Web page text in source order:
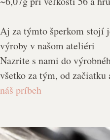
Aj za týmto šperkom stojí
výroby v našom ateliéri
Nazrite s nami do
všetko za tým, od začiatku
náš príbeh